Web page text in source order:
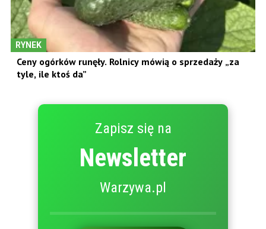
RYNEK
Ceny ogórków runęły. Rolnicy mówią o sprzedaży „za
tyle, ile ktoś da”
Zapisz się na
Newsletter
Warzywa.pl